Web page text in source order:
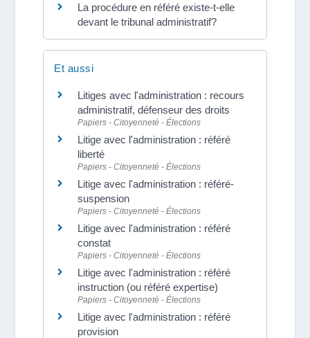
La procédure en référé existe-t-elle
devant le tribunal administratif?
Et aussi
Litiges avec l'administration : recours
administratif, défenseur des droits
Papiers - Citoyenneté - Élections
Litige avec l'administration : référé
liberté
Papiers - Citoyenneté - Élections
Litige avec l'administration : référé-
suspension
Papiers - Citoyenneté - Élections
Litige avec l'administration : référé
constat
Papiers - Citoyenneté - Élections
Litige avec l'administration : référé
instruction (ou référé expertise)
Papiers - Citoyenneté - Élections
Litige avec l'administration : référé
provision